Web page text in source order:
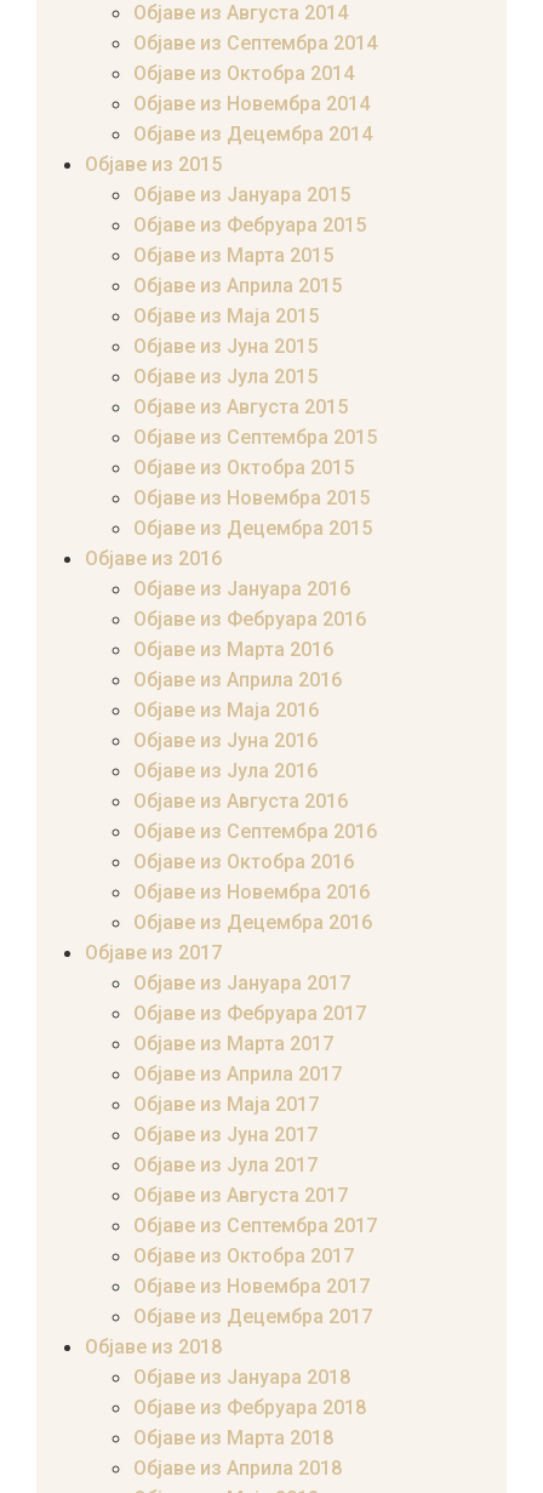
Објаве из Августа 2014
Објаве из Септембра 2014
Објаве из Октобра 2014
Објаве из Новембра 2014
Објаве из Децембра 2014
Објаве из 2015
Објаве из Јануара 2015
Објаве из Фебруара 2015
Објаве из Марта 2015
Објаве из Априла 2015
Објаве из Маја 2015
Објаве из Јуна 2015
Објаве из Јула 2015
Објаве из Августа 2015
Објаве из Септембра 2015
Објаве из Октобра 2015
Објаве из Новембра 2015
Објаве из Децембра 2015
Објаве из 2016
Објаве из Јануара 2016
Објаве из Фебруара 2016
Објаве из Марта 2016
Објаве из Априла 2016
Објаве из Маја 2016
Објаве из Јуна 2016
Објаве из Јула 2016
Објаве из Августа 2016
Објаве из Септембра 2016
Објаве из Октобра 2016
Објаве из Новембра 2016
Објаве из Децембра 2016
Објаве из 2017
Објаве из Јануара 2017
Објаве из Фебруара 2017
Објаве из Марта 2017
Објаве из Априла 2017
Објаве из Маја 2017
Објаве из Јуна 2017
Објаве из Јула 2017
Објаве из Августа 2017
Објаве из Септембра 2017
Објаве из Октобра 2017
Објаве из Новембра 2017
Објаве из Децембра 2017
Објаве из 2018
Објаве из Јануара 2018
Објаве из Фебруара 2018
Објаве из Марта 2018
Објаве из Априла 2018